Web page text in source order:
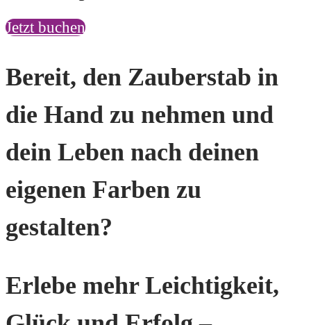
Jetzt buchen
Bereit, den Zauberstab in
die Hand zu nehmen und
dein Leben nach deinen
eigenen Farben zu
gestalten?
Erlebe mehr Leichtigkeit,